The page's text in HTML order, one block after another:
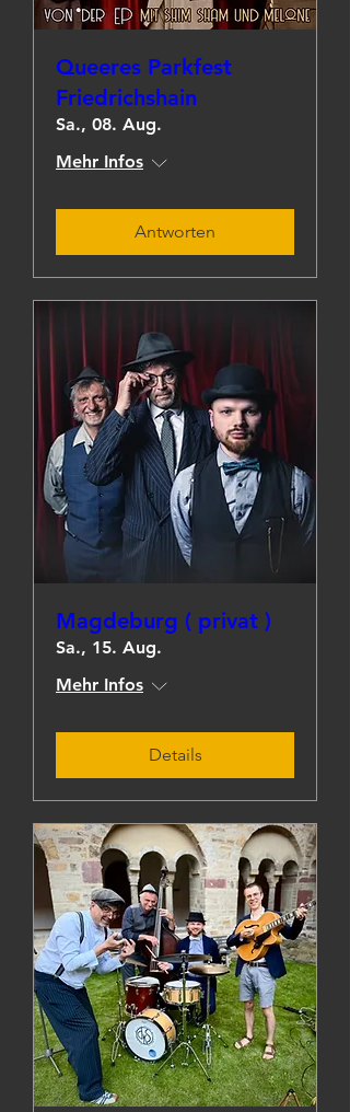
Queeres Parkfest
Friedrichshain
Sa., 08. Aug.
Mehr Infos
Antworten
Magdeburg ( privat )
Sa., 15. Aug.
Mehr Infos
Details